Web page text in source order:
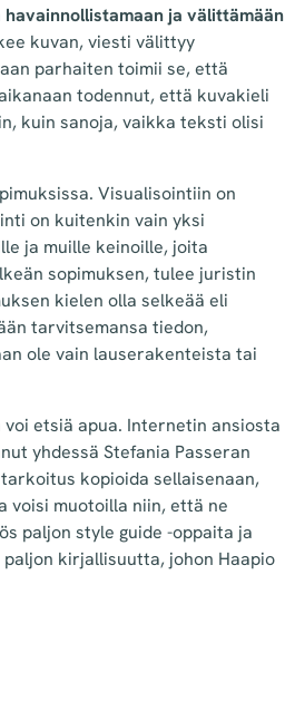
ja välittämään
kuvan, viesti välittyy
parhaiten toimii se, että
todennut, että kuvakieli
kuin sanoja, vaikka teksti olisi
Visualisointiin on
on kuitenkin vain yksi
ja muille keinoille, joita
sopimuksen, tulee juristin
kielen olla selkeää eli
tarvitsemansa tiedon,
ole vain lauserakenteista tai
etsiä apua. Internetin ansiosta
yhdessä Stefania Passeran
kopioida sellaisenaan,
voisi muotoilla niin, että ne
paljon style guide -oppaita ja
kirjallisuutta, johon Haapio